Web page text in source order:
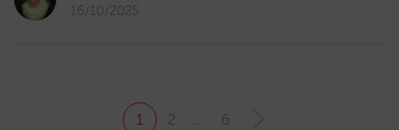
16/10/2025
1 2 6